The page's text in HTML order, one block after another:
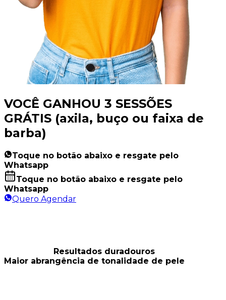
VOCÊ GANHOU 3 SESSÕES
GRÁTIS (axila, buço ou faixa de
barba)
Toque no botão abaixo e resgate pelo
Whatsapp
Toque no botão abaixo e resgate pelo
Whatsapp
Quero Agendar
Resultados duradouros
Maior abrangência de tonalidade de pele